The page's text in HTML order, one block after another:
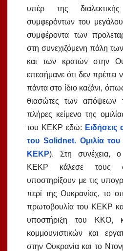
υπέρ της
συμφερόντων του
συμφέροντα των
στη συνεχιζόμενη πάλη
και των κρατών στην
επεσήμανε ότι δεν πρέπει
πάντα στο ίδιο καζάνι,
θιασώτες των απόψεων
πλήρες κείμενο της
του ΚΕΚΡ εδώ:
του Solidnet. Ομιλία
ΚΕΚΡ). Στη συνέχεια,
ΚΕΚΡ κάλεσε τους
υποστηρίξουν με τις
περί της Ουκρανίας, το
πρωτοβουλία του ΚΕΚΡ
υποστήριξη του ΚΚΟ,
κομμουνιστικών και
στην Ουκρανία και το